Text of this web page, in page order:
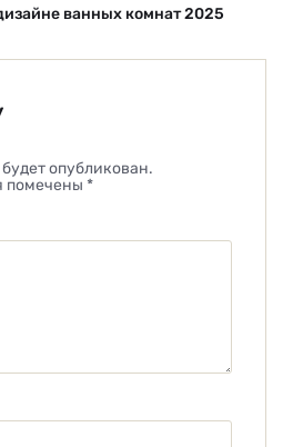
ванных комнат 2025
опубликован.
помечены *